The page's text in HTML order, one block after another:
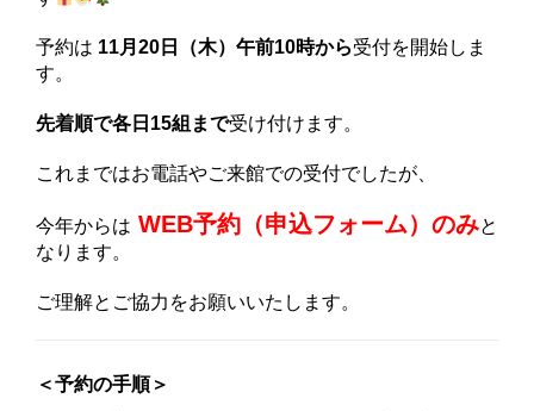
予約は 11月20日（木）午前10時から受付を開始しま
す。
先着順で各日15組まで受け付けます。
これまではお電話やご来館での受付でしたが、
今年からは WEB予約（申込フォーム）のみと
なります。
ご理解とご協力をお願いいたします。
＜予約の手順＞